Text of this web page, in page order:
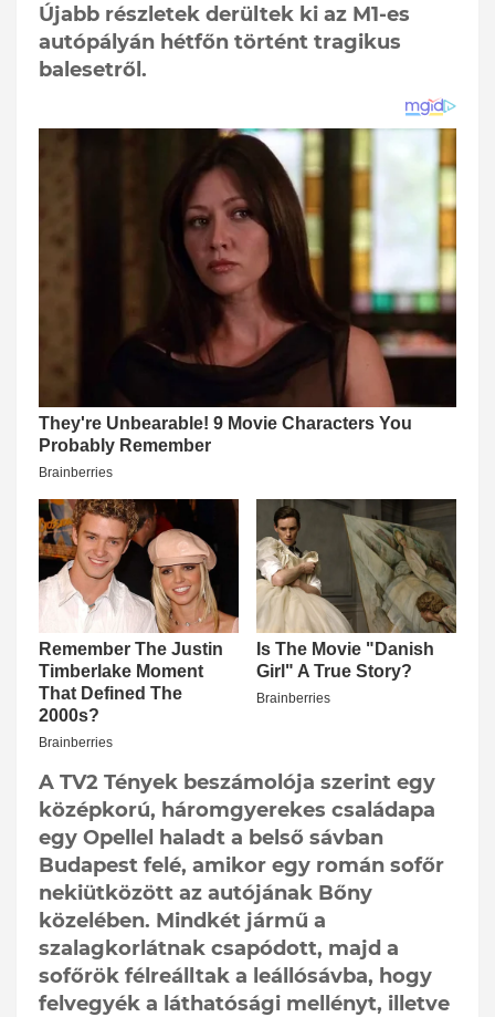
Újabb részletek derültek ki az M1-es
autópályán hétfőn történt tragikus
balesetről.
A TV2 Tények beszámolója szerint egy
középkorú, háromgyerekes családapa
egy Opellel haladt a belső sávban
Budapest felé, amikor egy román sofőr
nekiütközött az autójának Bőny
közelében. Mindkét jármű a
szalagkorlátnak csapódott, majd a
sofőrök félreálltak a leállósávba, hogy
felvegyék a láthatósági mellényt, illetve